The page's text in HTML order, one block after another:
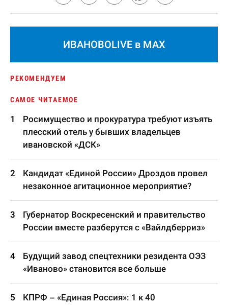
ИВАНОВОLIVE в MAX
РЕКОМЕНДУЕМ
САМОЕ ЧИТАЕМОЕ
Росимущество и прокуратура требуют изъять
плесский отель у бывших владельцев
ивановской «ДСК»
Кандидат «Единой России» Дроздов провел
незаконное агитационное мероприятие?
Губернатор Воскресенский и правительство
России вместе разберутся с «Вайлдберриз»
Будущий завод спецтехники резидента ОЭЗ
«Иваново» становится все больше
КПРФ – «Единая Россия»: 1 к 40